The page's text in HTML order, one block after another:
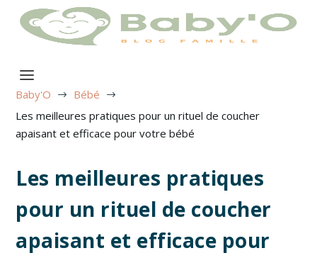
Baby'O $ Bébé $
Les meilleures pratiques pour un rituel de coucher
apaisant et efficace pour votre bébé
Les meilleures pratiques
pour un rituel de coucher
apaisant et efficace pour